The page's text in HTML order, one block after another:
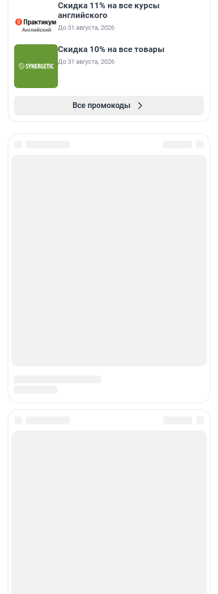
Скидка 11% на все курсы
английского
До 31 августа, 2026
Скидка 10% на все товары
До 31 августа, 2026
Все промокоды